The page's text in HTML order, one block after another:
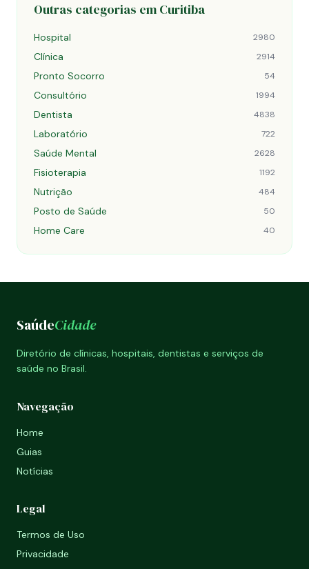
Outras categorias em Curitiba
Hospital 2980
Clínica 2914
Pronto Socorro 54
Consultório 1994
Dentista 4838
Laboratório 722
Saúde Mental 2628
Fisioterapia 1192
Nutrição 484
Posto de Saúde 50
Home Care 40
SaúdeCidade
Diretório de clínicas, hospitais, dentistas e serviços de
saúde no Brasil.
Navegação
Home
Guias
Notícias
Legal
Termos de Uso
Privacidade